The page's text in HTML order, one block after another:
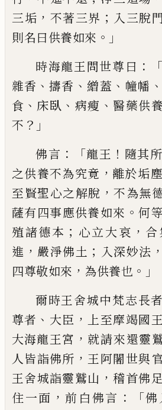
三垢 ， 不著三界 ； 入三脫
則名曰供養如來 。」
時海龍王問世尊曰 ：「
雜香 、 擣香 、 繒蓋 、 幢幡 、
食 、 床臥 、 病瘦 、 醫藥供
不 ？」
佛言 ：「龍王 ！ 隨其
之供養不為究竟 ， 離於垢塵
至賢聖心之解脫 ， 不為無
薩有四事應供養如來 。 何
殖諸德本 ； 心立大哀 ， 合
進 ， 嚴淨佛土 ； 入深妙法 ，
四尊敬如來 ， 為供養也 。」
爾時王舍城中梵志長
尊者 、 大臣 ， 上至摩竭國
大海龍王宮 ， 就請來還靈
人皆詣佛所 ， 王阿闍世與
王舍城詣靈鷲山 ， 稽首佛足
住一面 ， 前白佛言 ：「佛